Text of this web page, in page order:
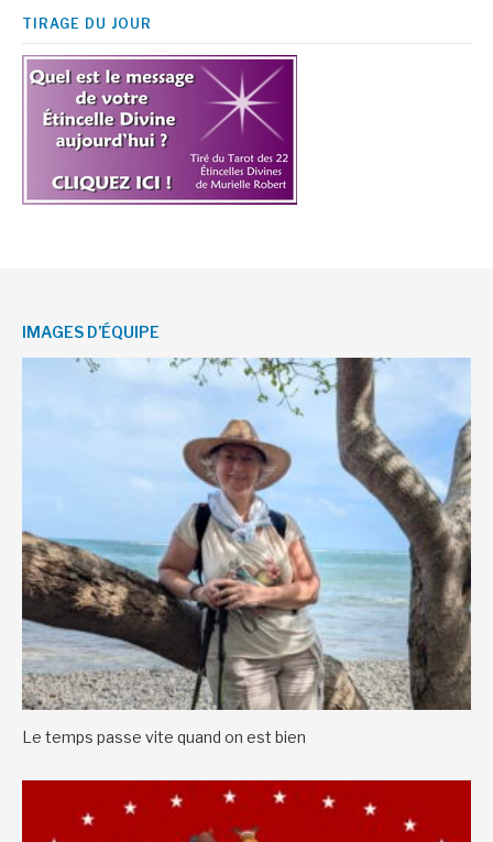
TIRAGE DU JOUR
IMAGES D’ÉQUIPE
Le temps passe vite quand on est bien